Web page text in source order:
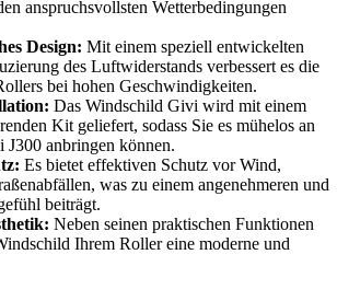
anspruchsvollsten Wetterbedingungen
Design: Mit einem speziell entwickelten
des Luftwiderstands verbessert es die
bei hohen Geschwindigkeiten.
Das Windschild Givi wird mit einem
Kit geliefert, sodass Sie es mühelos an
J300 anbringen können.
Es bietet effektiven Schutz vor Wind,
was zu einem angenehmeren und
beiträgt.
Neben seinen praktischen Funktionen
Ihrem Roller eine moderne und